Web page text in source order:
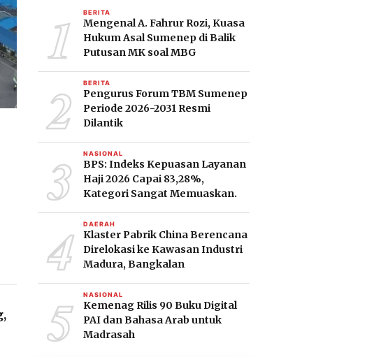
1 BERITA
Mengenal A. Fahrur Rozi, Kuasa
Hukum Asal Sumenep di Balik
Putusan MK soal MBG
2 BERITA
Pengurus Forum TBM Sumenep
Periode 2026-2031 Resmi
Dilantik
3 NASIONAL
BPS: Indeks Kepuasan Layanan
Haji 2026 Capai 83,28%,
Kategori Sangat Memuaskan.
4 DAERAH
Klaster Pabrik China Berencana
Direlokasi ke Kawasan Industri
Madura, Bangkalan
5 NASIONAL
Kemenag Rilis 90 Buku Digital
PAI dan Bahasa Arab untuk
Madrasah